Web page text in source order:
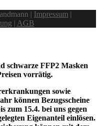
| Impressum |
| AGB
schwarze FFP2 Masken
vorrätig.
sowie
können Bezugsscheine
zum 15.4. bei uns gegen
Eigenanteil einlösen.